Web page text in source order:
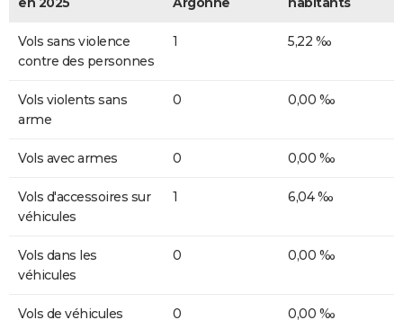
Vols sans violence
contre des personnes
1 5,22 ‰
Vols violents sans
arme
0 0,00 ‰
Vols avec armes 0 0,00 ‰
Vols d'accessoires sur
véhicules
1 6,04 ‰
Vols dans les
véhicules
0 0,00 ‰
Vols de véhicules 0 0,00 ‰